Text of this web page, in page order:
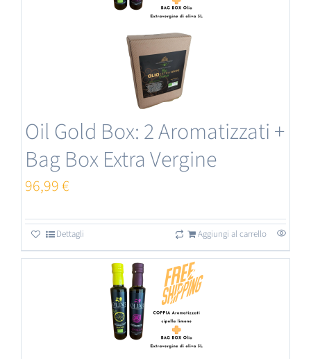
Oil Gold Box: 2 Aromatizzati +
Bag Box Extra Vergine
96,99€
Aggiungi al carrello
Dettagli